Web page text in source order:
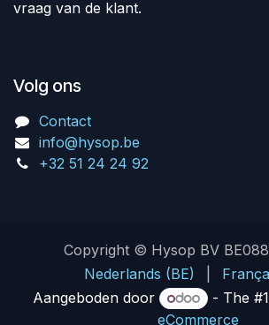
vraag van de klant.
Volg ons
Contact
info@hysop.be
+32 51 24 24 92
Copyright © Hysop BV
Nederlands (BE)
Aangeboden door
- The #1
eCommerce